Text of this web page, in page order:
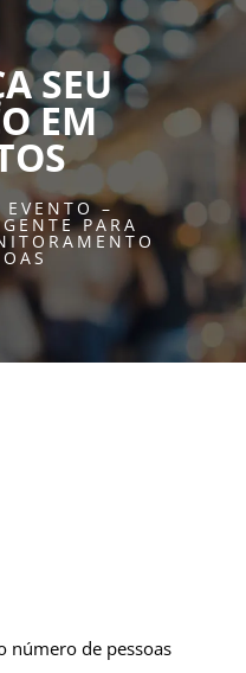
SEU
EM
EVENTO –
PARA
S
número de pessoas